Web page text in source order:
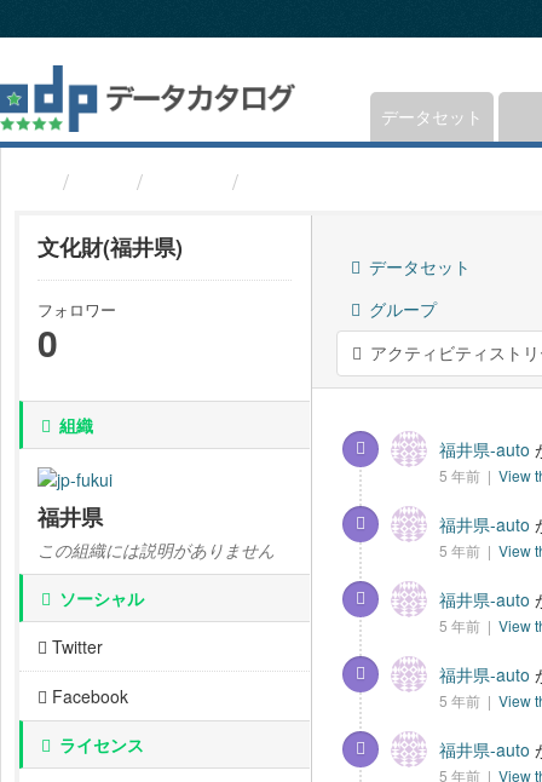
キ
プ
し
て
データセット
文化財(福井県)
フォロワー
0
組織
福井県
この組織には説明がありません
ソーシャル
Twitter
Facebook
ライセンス
データセット
グループ
アクティビティスト
福井県-auto
5 年前 | View
福井県-auto
5 年前 | View
福井県-auto
5 年前 | View
福井県-auto
5 年前 | View
福井県-auto
5 年前 | View